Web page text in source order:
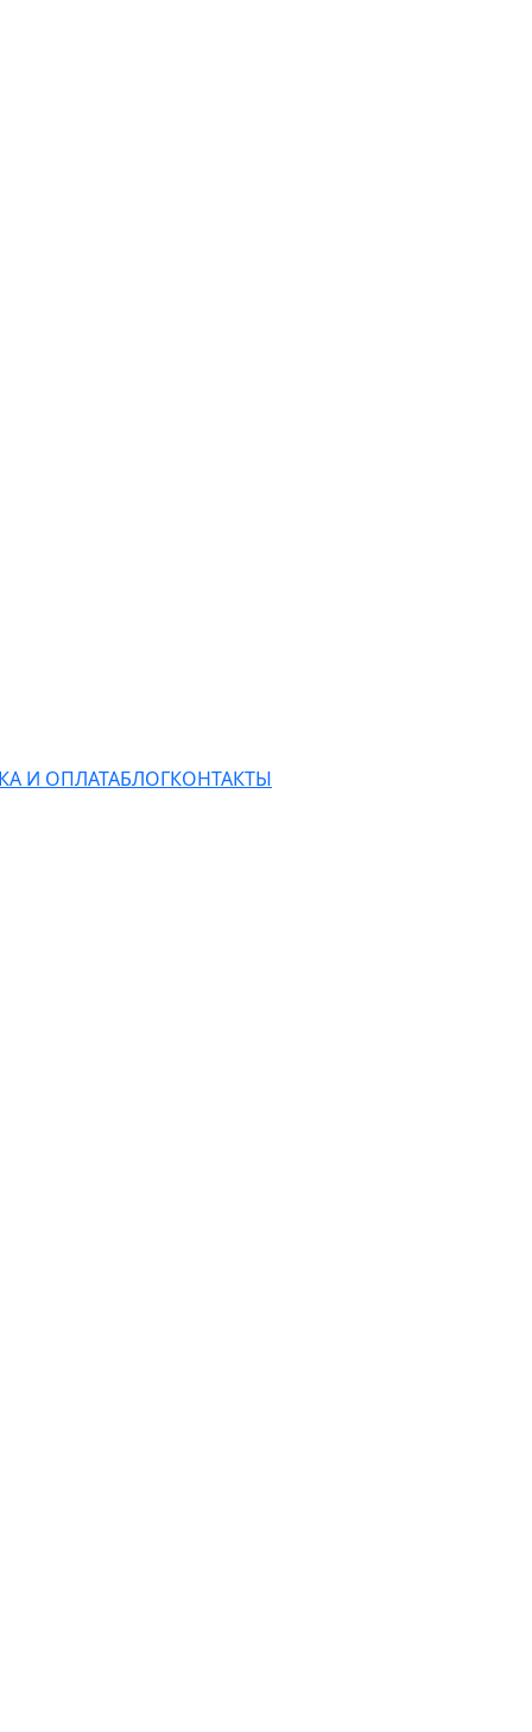
И ОПЛАТАБЛОГКОНТАКТЫ